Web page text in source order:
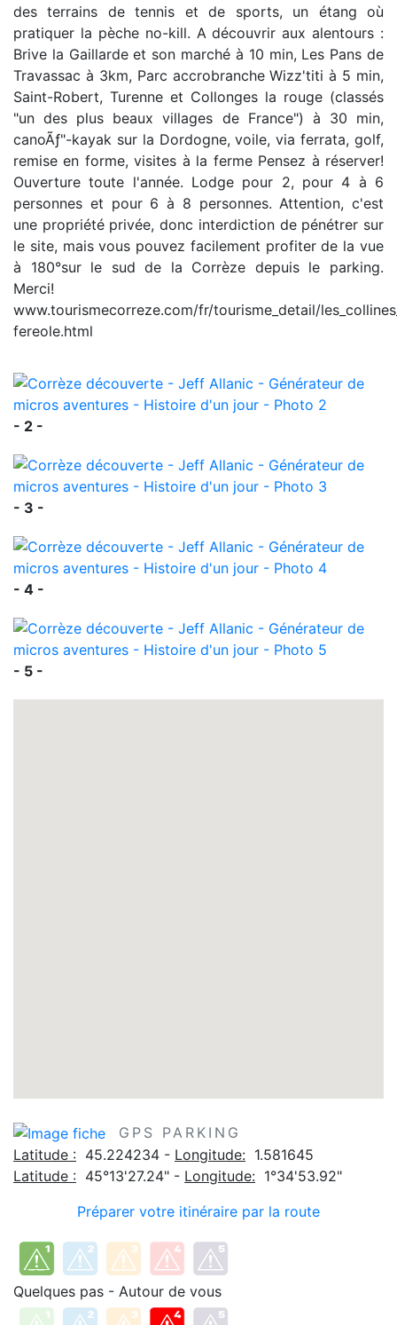
des terrains de tennis et de sports, un étang où
pratiquer la pèche no-kill. A découvrir aux alentours :
Brive la Gaillarde et son marché à 10 min, Les Pans de
Travassac à 3km, Parc accrobranche Wizz'titi à 5 min,
Saint-Robert, Turenne et Collonges la rouge (classés
"un des plus beaux villages de France") à 30 min,
canoÃƒ"-kayak sur la Dordogne, voile, via ferrata, golf,
remise en forme, visites à la ferme Pensez à réserver!
Ouverture toute l'année. Lodge pour 2, pour 4 à 6
personnes et pour 6 à 8 personnes. Attention, c'est
une propriété privée, donc interdiction de pénétrer sur
le site, mais vous pouvez facilement profiter de la vue
à 180°sur le sud de la Corrèze depuis le parking.
Merci!
www.tourismecorreze.com/fr/tourisme_detail/
fereole.html
- 2 -
- 3 -
- 4 -
- 5 -
GPS PARKING
Latitude : 45.224234 - Longitude: 1.581645
Latitude : 45°13'27.24" - Longitude: 1°34'53.92"
Préparer votre itinéraire par la route
Quelques pas - Autour de vous